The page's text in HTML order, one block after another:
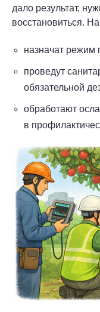
дало результат,
восстановиться.
назначат режим
проведут
обязательной
обработают
в